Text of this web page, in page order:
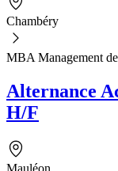
Chambéry
MBA Management
Alternance
H/F
Mauléon